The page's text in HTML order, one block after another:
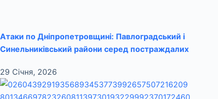
Атаки по Дніпропетровщині: Павлоградський і
Синельниківський райони серед постраждалих
29 Січня, 2026